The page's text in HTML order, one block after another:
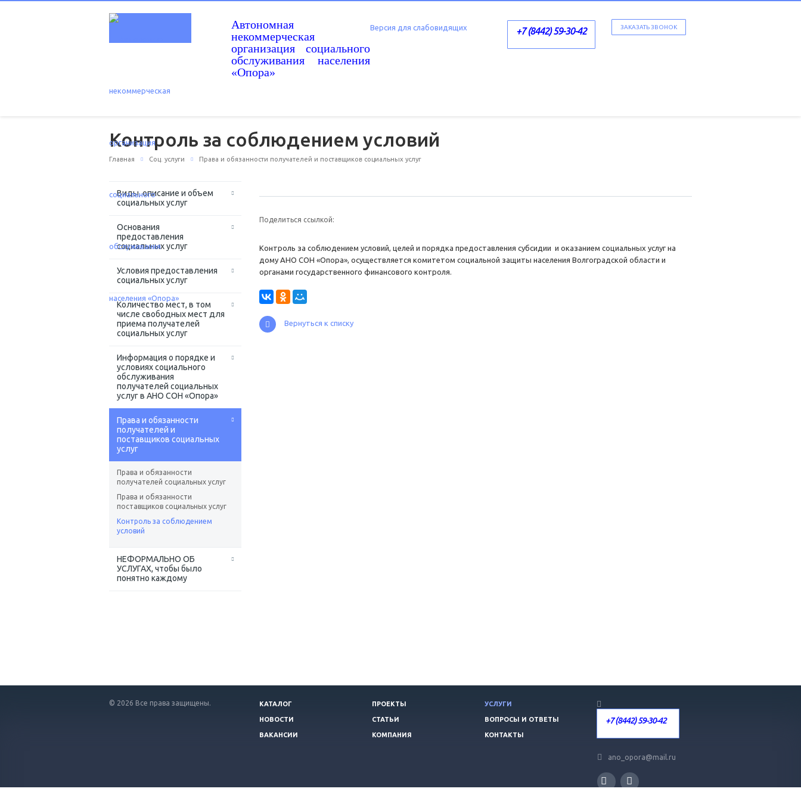
Автономная
некоммерческая
организация социального
обслуживания населения
«Опора»
ЗАКАЗАТЬ ЗВОНОК
+7 (8442) 59-30-42
Версия для слабовидящих
Контроль за соблюдением условий
Главная Соц. услуги Права и обязанности получателей и поставщиков социальных услуг
Виды, описание и объем
социальных услуг
Основания
предоставления
социальных услуг
Условия предоставления
социальных услуг
Количество мест, в том
числе свободных мест для
приема получателей
социальных услуг
Информация о порядке и
условиях социального
обслуживания
получателей социальных
услуг в АНО СОН «Опора»
Права и обязанности
получателей и
поставщиков социальных
услуг
Права и обязанности
получателей социальных услуг
Права и обязанности
поставщиков социальных услуг
Контроль за соблюдением
условий
НЕФОРМАЛЬНО ОБ
УСЛУГАХ, чтобы было
понятно каждому
Поделиться ссылкой:
Контроль за соблюдением условий, целей и порядка предоставления субсидии и оказанием социальных услуг на
дому АНО СОН «Опора», осуществляется комитетом социальной защиты населения Волгоградской области и
органами государственного финансового контроля.
Вернуться к списку
© 2026 Все права защищены. КАТАЛОГ ПРОЕКТЫ УСЛУГИ
НОВОСТИ СТАТЬИ ВОПРОСЫ И ОТВЕТЫ
ВАКАНСИИ КОМПАНИЯ КОНТАКТЫ
+7 (8442) 59-30-42
ano_opora@mail.ru